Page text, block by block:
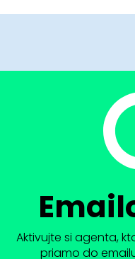
Aktivujte si agenta,
priamo do